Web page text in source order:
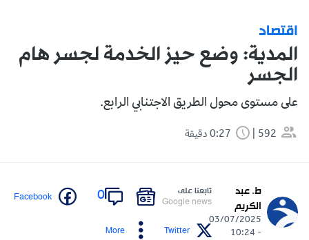
اقتصاد
المدية: وضع حيز الخدمة لجسر هام
الجسر
على مستوى محول الطريق الاجتنابي الرابع.
592
ط. عبد
الكريم
03/07/2025
- 10:24
تابعنا على
Google news
0
Facebook
Twitter
More